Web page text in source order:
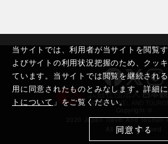
当サイトでは、利用者が当サイトを閲覧
よびサイトの利用状況把握のため、クッ
ています。当サイトでは閲覧を継続され
用に同意されたものとみなします。詳細
トについて 」をご覧ください。
同意する
2020 Japan Travel And Tourism
All rights reserved